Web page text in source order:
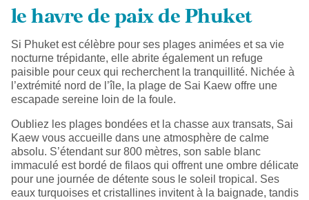
le havre de paix de Phuket
Si Phuket est célèbre pour ses plages animées et sa vie
nocturne trépidante, elle abrite également un refuge
paisible pour ceux qui recherchent la tranquillité. Nichée à
l’extrémité nord de l’île, la plage de Sai Kaew offre une
escapade sereine loin de la foule.
Oubliez les plages bondées et la chasse aux transats, Sai
Kaew vous accueille dans une atmosphère de calme
absolu. S’étendant sur 800 mètres, son sable blanc
immaculé est bordé de filaos qui offrent une ombre délicate
pour une journée de détente sous le soleil tropical. Ses
eaux turquoises et cristallines invitent à la baignade, tandis